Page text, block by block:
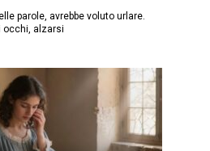
parole, avrebbe voluto urlare.
occhi, alzarsi